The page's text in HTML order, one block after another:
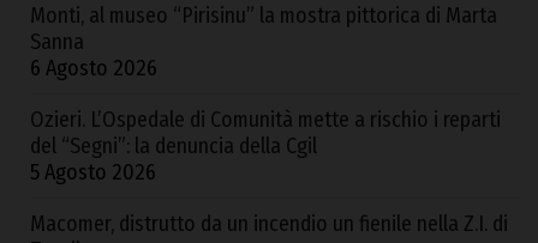
Monti, al museo “Pirisinu” la mostra pittorica di Marta
Sanna
6 Agosto 2026
Ozieri. L’Ospedale di Comunità mette a rischio i reparti
del “Segni”: la denuncia della Cgil
5 Agosto 2026
Macomer, distrutto da un incendio un fienile nella Z.I. di